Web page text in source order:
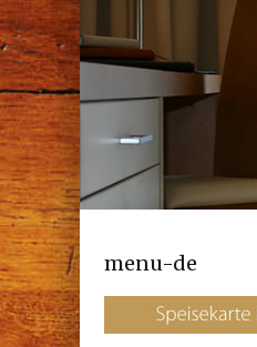
menu-de